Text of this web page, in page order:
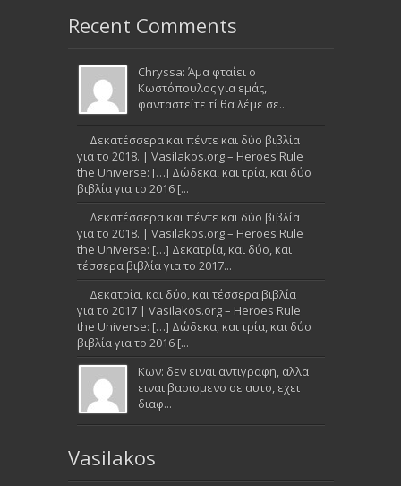
Recent Comments
Chryssa: Άμα φταίει ο
Κωστόπουλος για εμάς,
φανταστείτε τί θα λέμε σε...
Δεκατέσσερα και πέντε και δύο βιβλία
για το 2018. | Vasilakos.org – Heroes Rule
the Universe: […] Δώδεκα, και τρία, και δύο
βιβλία για το 2016 [...
Δεκατέσσερα και πέντε και δύο βιβλία
για το 2018. | Vasilakos.org – Heroes Rule
the Universe: […] Δεκατρία, και δύο, και
τέσσερα βιβλία για το 2017...
Δεκατρία, και δύο, και τέσσερα βιβλία
για το 2017 | Vasilakos.org – Heroes Rule
the Universe: […] Δώδεκα, και τρία, και δύο
βιβλία για το 2016 [...
Κων: δεν ειναι αντιγραφη, αλλα
ειναι βασισμενο σε αυτο, εχει
διαφ...
Vasilakos